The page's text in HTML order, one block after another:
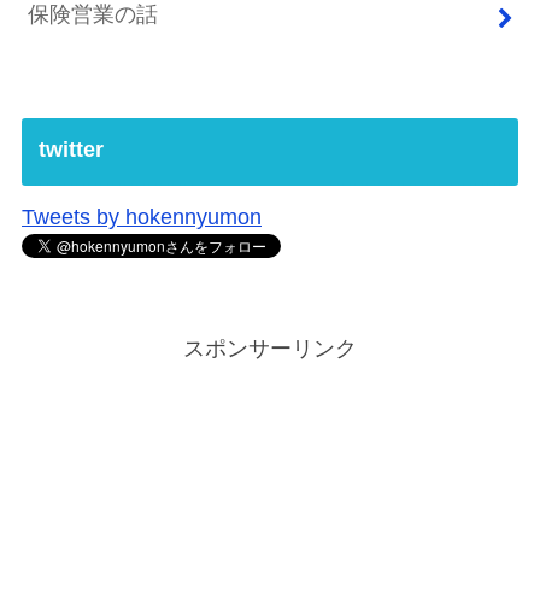
保険営業の話
twitter
Tweets by hokennyumon
スポンサーリンク